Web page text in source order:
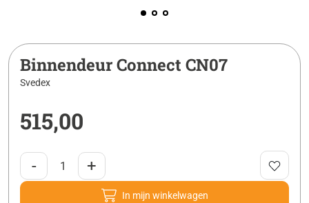
Binnendeur Connect CN07
Svedex
515,00
- +
In mijn winkelwagen